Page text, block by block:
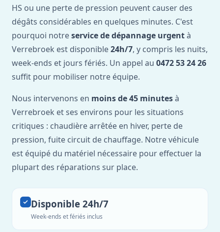
HS ou une perte de pression peuvent causer des
dégâts considérables en quelques minutes. C'est
pourquoi notreservice de dépannage urgentà
Verrebroek est disponible24h/7, y compris les nuits,
week-ends et jours fériés. Un appel au 0472 53 24 26
suffit pour mobiliser notre équipe.
Nous intervenons en moins de 45 minutesà
Verrebroek et ses environs pour les situations
critiques : chaudière arrêtée en hiver, perte de
pression, fuite circuit de chauffage. Notre véhicule
est équipé du matériel nécessaire pour effectuer la
plupart des réparations sur place.
Disponible 24h/7
Week-ends et fériés inclus